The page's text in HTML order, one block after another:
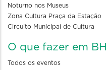
Noturno nos Museus
Zona Cultura Praça da Estação
Circuito Municipal de Cultura
O que fazer em BH
Todos os eventos